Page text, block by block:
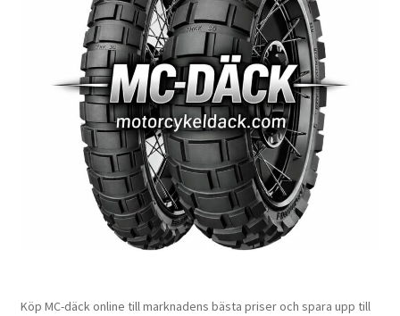
Köp MC-däck online till marknadens bästa priser och spara upp till